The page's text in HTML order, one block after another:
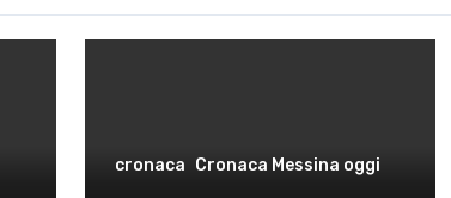
cronaca Cronaca Messina oggi